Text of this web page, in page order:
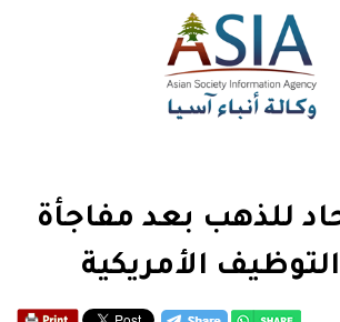
للذهب بعد مفاجأة
الأمريكية